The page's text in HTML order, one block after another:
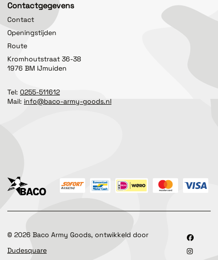
Contactgegevens
Contact
Openingstijden
Route
Kromhoutstraat 36-38
1976 BM IJmuiden
Tel: 0255-511612
Mail: info@baco-army-goods.nl
© 2026 Baco Army Goods, ontwikkeld door
Dudesquare